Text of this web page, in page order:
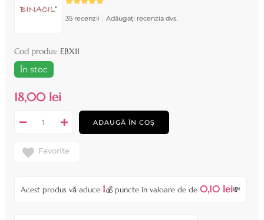
35 recenzii Adăugați recenzia dvs.
Cod produs: EBX11
În stoc
18,00 lei
ADAUGĂ ÎN COȘ
Favorite
Acest produs vă aduce 1💰 puncte în valoare de de 0,10 lei💸